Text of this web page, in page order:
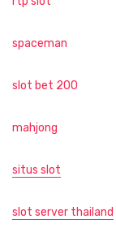
spaceman
slot bet 200
mahjong
situs slot
slot server thailand